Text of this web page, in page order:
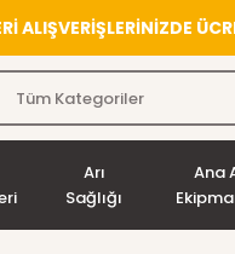
ALIŞVERİŞLERİNİZDE
Arı
Sağlığı
Ana